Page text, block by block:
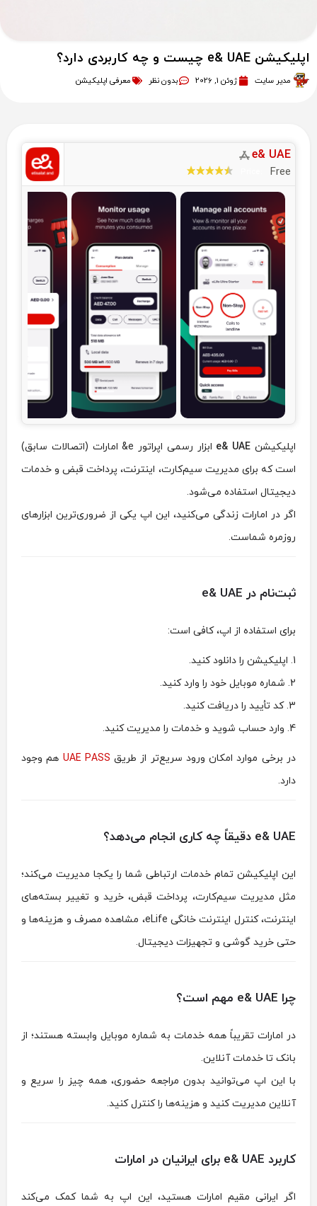
اپلیکیشن e& UAE چیست و چه کاربردی دارد؟
مدیر سایت ژوئن 1, 2026 بدون نظر معرفی اپلیکیشن
e& UAE
Free
اپلیکیشن e& UAE
ابزار رسمی اپراتور e& امارات (اتصالات سابق)
است که برای مدیریت سیم‌کارت، اینترنت، پرداخت قبض و خدمات
دیجیتال استفاده می‌شود.
اگر در امارات زندگی می‌کنید، این اپ یکی از ضروری‌ترین ابزارهای
روزمره شماست.
ثبت‌نام در e& UAE
برای استفاده از اپ، کافی است:
اپلیکیشن را دانلود کنید.
شماره موبایل خود را وارد کنید.
کد تأیید را دریافت کنید.
وارد حساب شوید و خدمات را مدیریت کنید.
در برخی موارد امکان ورود سریع‌تر از طریق UAE PASS هم وجود
دارد.
e& UAE دقیقاً چه کاری انجام می‌دهد؟
این اپلیکیشن تمام خدمات ارتباطی شما را یکجا مدیریت می‌کند؛
مثل مدیریت سیم‌کارت، پرداخت قبض، خرید و تغییر بسته‌های
اینترنت، کنترل اینترنت خانگی eLife، مشاهده مصرف و هزینه‌ها و
حتی خرید گوشی و تجهیزات دیجیتال.
چرا e& UAE مهم است؟
در امارات تقریباً همه خدمات به شماره موبایل وابسته هستند؛ از
بانک تا خدمات آنلاین.
با این اپ می‌توانید بدون مراجعه حضوری، همه چیز را سریع و
آنلاین مدیریت کنید و هزینه‌ها را کنترل کنید.
کاربرد e& UAE برای ایرانیان در امارات
اگر ایرانی مقیم امارات هستید، این اپ به شما کمک می‌کند